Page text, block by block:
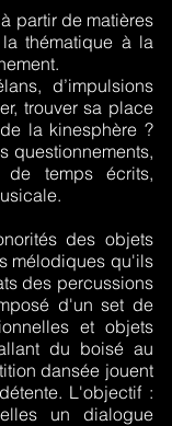
partir de matières
thématique à la
d’impulsions
trouver sa place
la kinesphère ?
questionnements,
de temps écrits,
des objets
mélodiques qu'ils
des percussions
d'un set de
et objets
du boisé au
dansée jouent
L'objectif :
un dialogue